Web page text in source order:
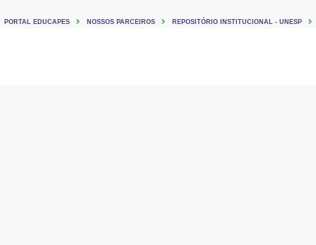
PORTAL EDUCAPES NOSSOS PARCEIROS REPOSITÓRIO INSTITUCIONAL - UNESP